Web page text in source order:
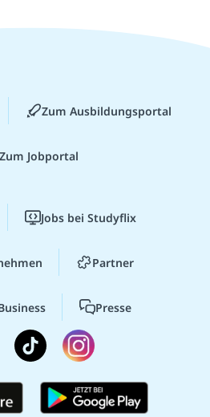
Zum Ausbildungsportal
Jobportal
Jobs bei Studyflix
Partner
Presse